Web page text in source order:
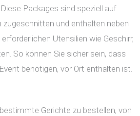
Diese Packages sind speziell auf
zugeschnitten und enthalten neben
Utensilien wie Geschirr,
So können Sie sicher sein, dass
benötigen, vor Ort enthalten ist.
Gerichte zu bestellen, von